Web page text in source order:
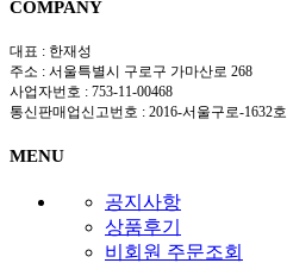
COMPANY
대표 : 한재성
주소 : 서울특별시 구로구 가마산로 268
사업자번호 : 753-11-00468
통신판매업신고번호 : 2016-서울구로-1632호
MENU
공지사항
상품후기
비회원 주문조회